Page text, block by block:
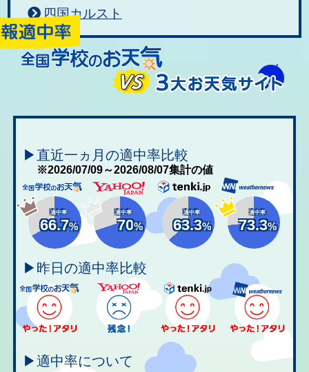
四国カルスト
▶直近一ヵ月の適中率比較
※2026/07/09～2026/08/07集計の値
適中率
66.7%
適中率
70%
適中率
63.3%
適中率
73.3%
▶昨日の適中率比較
▶適中率について